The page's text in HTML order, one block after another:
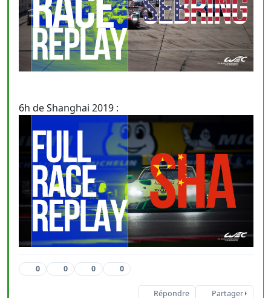
6h de Shanghai 2019 :
0 0 0 0
Répondre Partager